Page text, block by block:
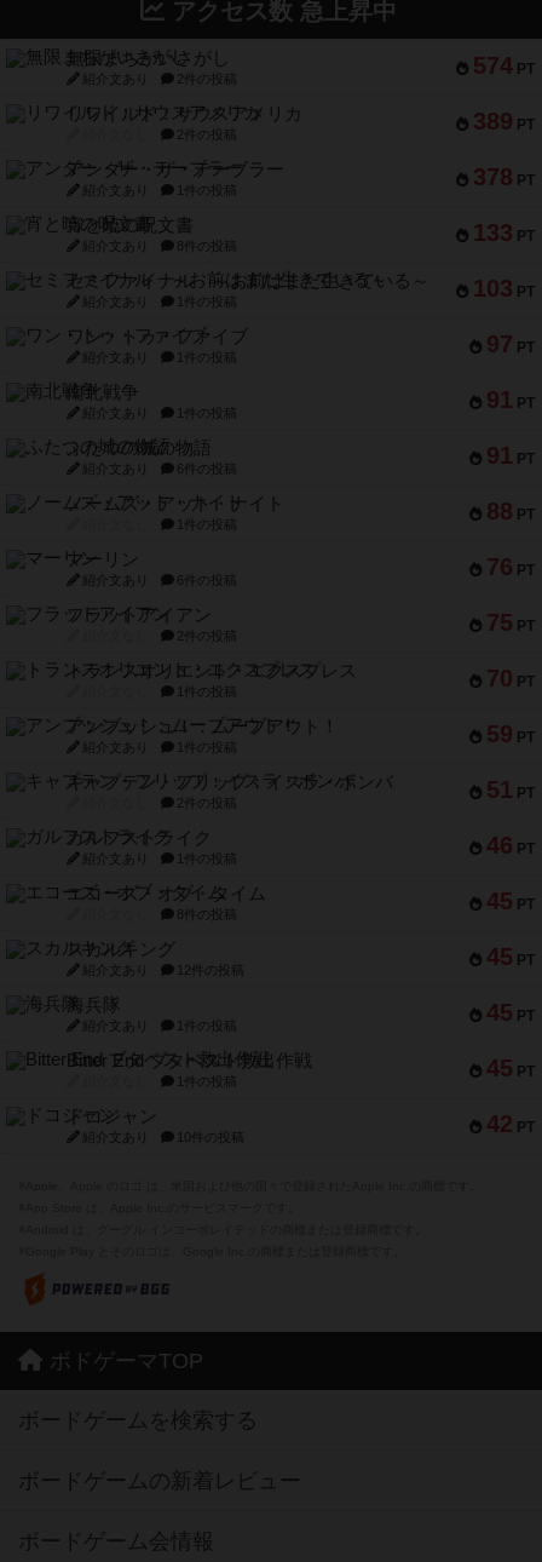
アクセス数 急上昇中
574 PT
無限まちがいさがし
紹介文あり 2件の投稿
389 PT
リワイルド：サウスアメリカ
2件の投稿
378 PT
アンダー・ザ・テーブラー
紹介文あり 1件の投稿
133 PT
宵と暁の呪文書
紹介文あり 8件の投稿
103 PT
セミファイナル ～お前はまだ生きている～
紹介文あり 1件の投稿
97 PT
ワン・トゥ・ファイブ
紹介文あり 1件の投稿
91 PT
南北戦争
紹介文あり 1件の投稿
91 PT
ふたつの城の物語
紹介文あり 6件の投稿
88 PT
ノームズ・アット・ナイト
1件の投稿
76 PT
マーリン
紹介文あり 6件の投稿
75 PT
フラットアイアン
2件の投稿
70 PT
トランスオリエント・エクスプレス
1件の投稿
59 PT
アンブッシュ！：ムーブアウト！
紹介文あり 1件の投稿
51 PT
キャプテン・フリップ：イスラ・ボンバ
2件の投稿
46 PT
ガルフストライク
紹介文あり 1件の投稿
45 PT
エコーズ・オブ・タイム
8件の投稿
45 PT
スカルキング
紹介文あり 12件の投稿
45 PT
海兵隊
紹介文あり 1件の投稿
45 PT
Bitter End ブタペスト救出作戦
1件の投稿
42 PT
ドコジャン
紹介文あり 10件の投稿
ボドゲーマTOP
ボードゲームを検索する
ボードゲームの新着レビュー
ボードゲーム会情報